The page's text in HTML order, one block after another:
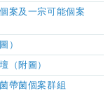
案及一宗可能個案
）
（附圖）
帶菌個案群組